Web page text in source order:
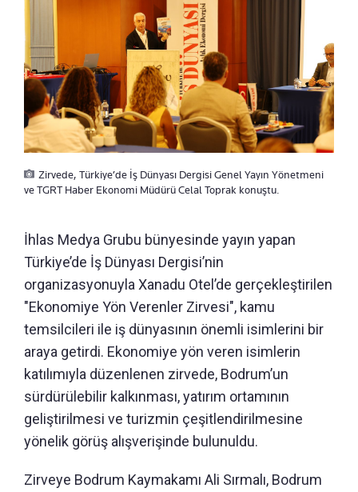
Zirvede, Türkiye’de İş Dünyası Dergisi Genel Yayın Yönetmeni
ve TGRT Haber Ekonomi Müdürü Celal Toprak konuştu.
İhlas Medya Grubu bünyesinde yayın yapan
Türkiye’de İş Dünyası Dergisi’nin
organizasyonuyla Xanadu Otel’de gerçekleştirilen
"Ekonomiye Yön Verenler Zirvesi", kamu
temsilcileri ile iş dünyasının önemli isimlerini bir
araya getirdi. Ekonomiye yön veren isimlerin
katılımıyla düzenlenen zirvede, Bodrum’un
sürdürülebilir kalkınması, yatırım ortamının
geliştirilmesi ve turizmin çeşitlendirilmesine
yönelik görüş alışverişinde bulunuldu.
Zirveye Bodrum Kaymakamı Ali Sırmalı, Bodrum